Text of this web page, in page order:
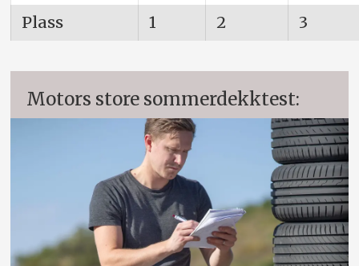
Plass 1 2 3
Motors store sommerdekktest: